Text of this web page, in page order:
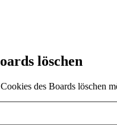
löschen
des Boards löschen